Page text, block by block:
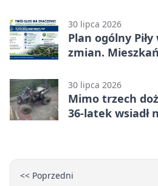
30 lipca 2026
Plan ogólny
zmian.
30 lipca 2026
Mimo trzech
36-latek wsiadł
<< Poprzedni